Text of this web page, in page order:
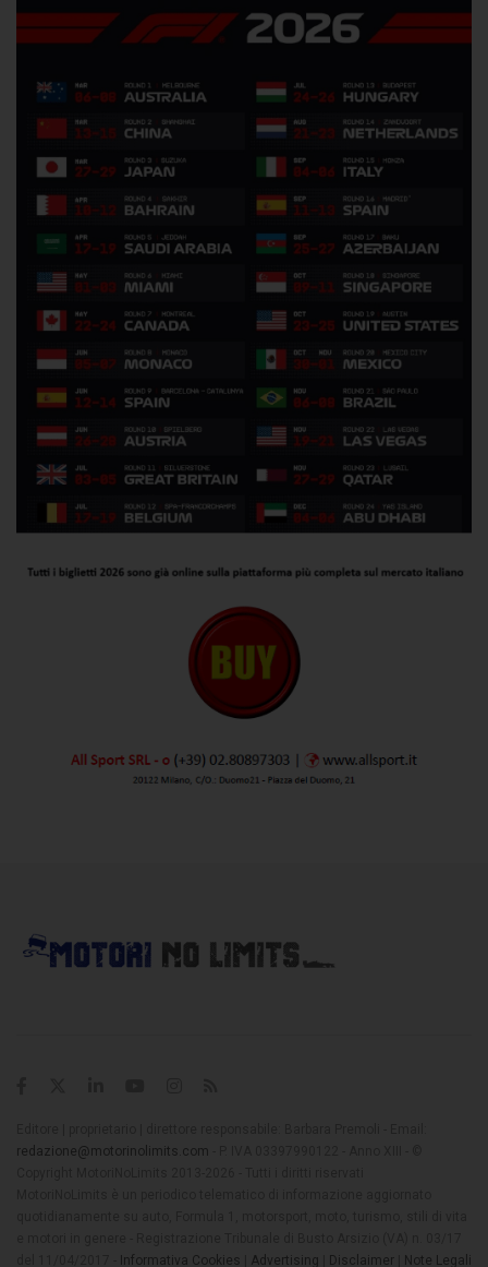
redazione@motorinolimits.com
Informativa Cookies Advertising Disclaimer Note Legali